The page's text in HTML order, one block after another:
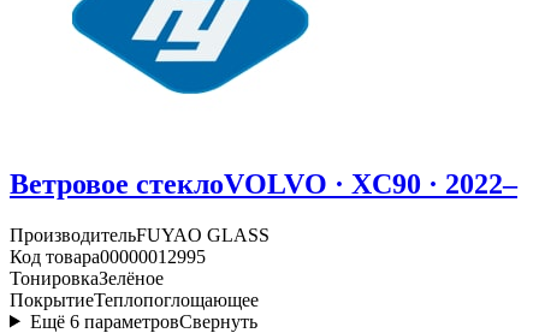
Ветровое стеклоVOLVO · XC90 · 2022–
ПроизводительFUYAO GLASS
Код товара00000012995
ТонировкаЗелёное
ПокрытиеТеплопоглощающее
Ещё 6 параметровСвернуть